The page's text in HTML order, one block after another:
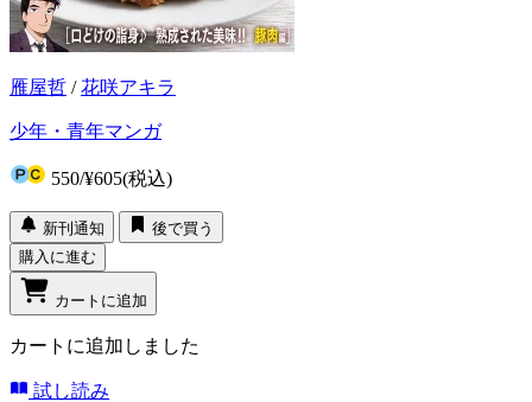
雁屋哲 /花咲アキラ
少年・青年マンガ
550/¥605(税込)
新刊通知
後で買う
購入に進む
カートに追加
カートに追加しました
試し読み